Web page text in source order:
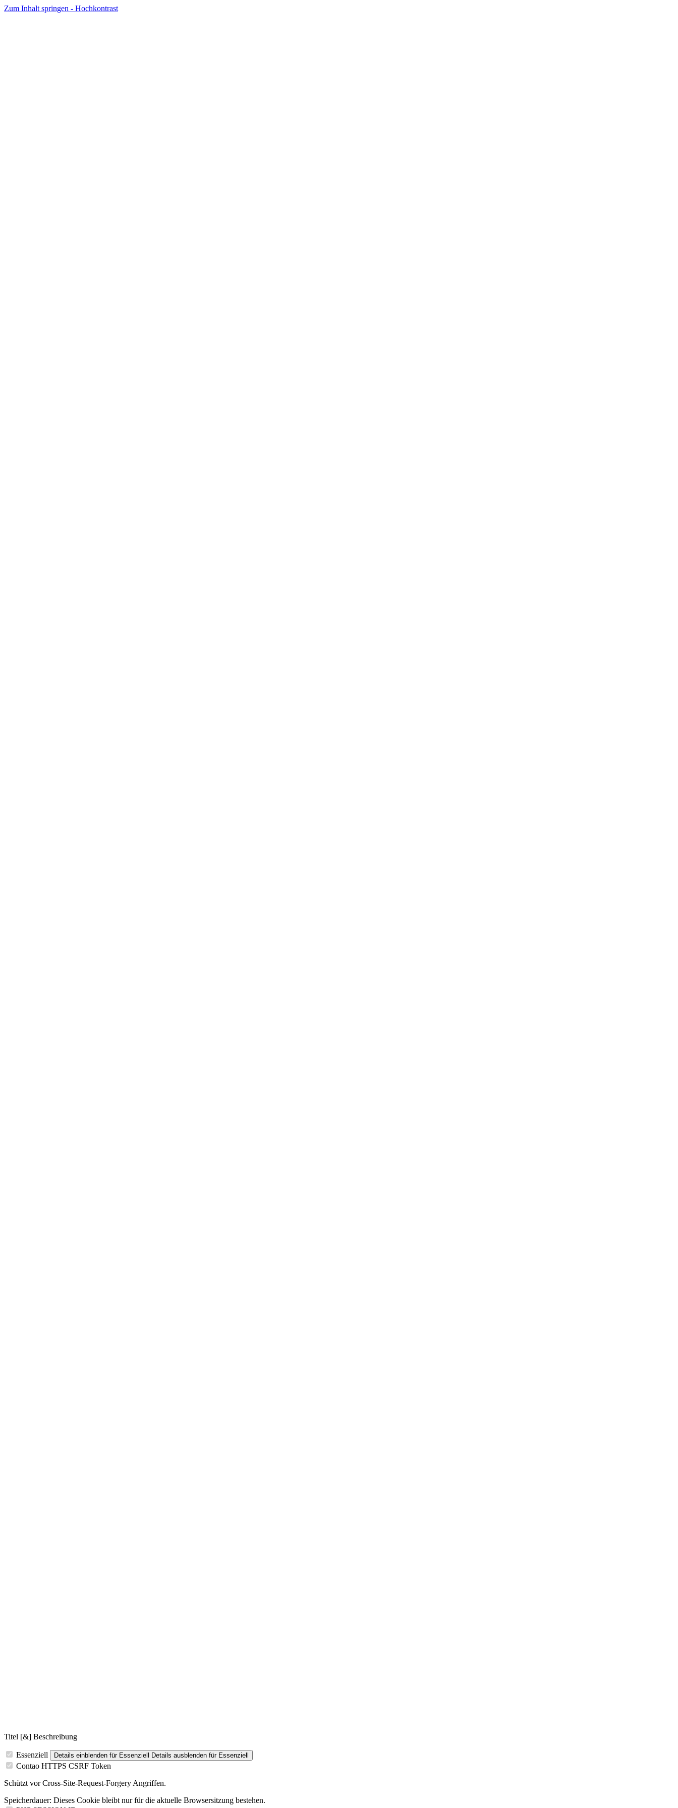
Zum Inhalt springen - Hochkontrast
Titel [&] Beschreibung
Essenziell Details einblenden für Essenziell Details ausblenden für Essenziell
Contao HTTPS CSRF Token
Schützt vor Cross-Site-Request-Forgery Angriffen.
Speicherdauer: Dieses Cookie bleibt nur für die aktuelle Browsersitzung bestehen.